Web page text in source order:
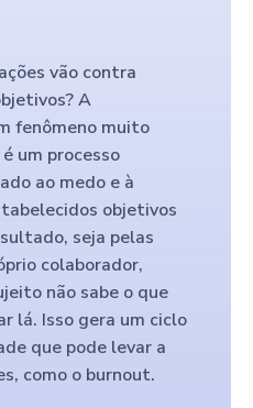
vão contra
A
fenômeno muito
um processo
ao medo e à
objetivos
seja pelas
colaborador,
não sabe o que
lá. Isso gera um ciclo
que pode levar a
como o burnout.